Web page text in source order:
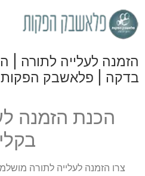
הזמנה לעלייה לתורה |
בדקה | פלאשבק הפקות
הכנת הזמנה
צרו הזמנה לעלייה לתורה